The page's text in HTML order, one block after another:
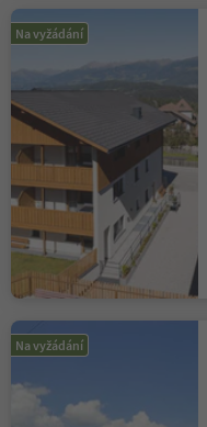
Na vyžádání
Na vyžádání